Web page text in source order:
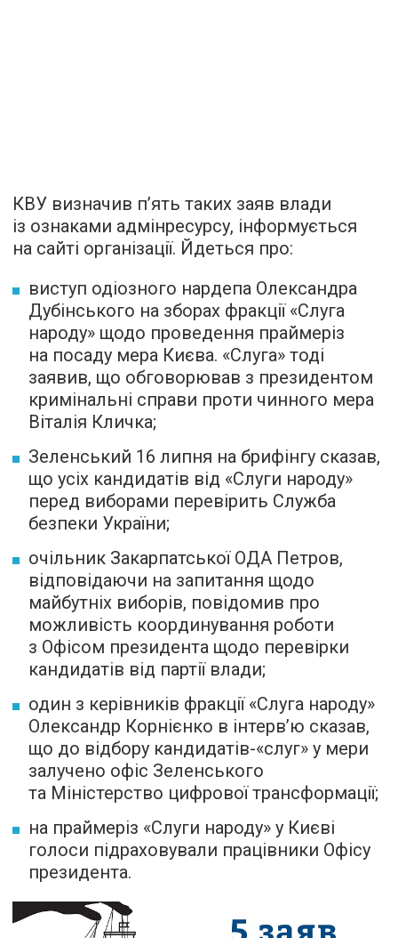
КВУ визначив п’ять таких заяв влади
із ознаками адмінресурсу, інформується
на сайті організації. Йдеться про:
виступ одіозного нардепа Олександра
Дубінського на зборах фракції «Слуга
народу» щодо проведення праймеріз
на посаду мера Києва. «Слуга» тоді
заявив, що обговорював з президентом
кримінальні справи проти чинного мера
Віталія Кличка;
Зеленський 16 липня на брифінгу сказав,
що усіх кандидатів від «Слуги народу»
перед виборами перевірить Служба
безпеки України;
очільник Закарпатської ОДА Петров,
відповідаючи на запитання щодо
майбутніх виборів, повідомив про
можливість координування роботи
з Офісом президента щодо перевірки
кандидатів від партії влади;
один з керівників фракції «Слуга народу»
Олександр Корнієнко в інтерв’ю сказав,
що до відбору кандидатів-«слуг» у мери
залучено офіс Зеленського
та Міністерство цифрової трансформації;
на праймеріз «Слуги народу» у Києві
голоси підраховували працівники Офісу
президента.